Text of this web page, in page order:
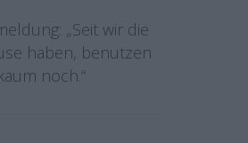
„Seit wir die
haben, benutzen
noch.“